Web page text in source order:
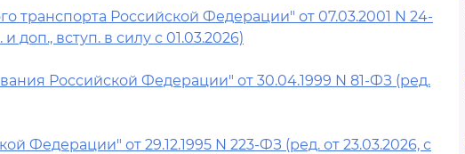
транспорта Российской Федерации" от 07.03.2001 N 24-
доп., вступ. в силу с 01.03.2026)
Российской Федерации" от 30.04.1999 N 81-ФЗ (ред.
Федерации" от 29.12.1995 N 223-ФЗ (ред. от 23.03.2026, с